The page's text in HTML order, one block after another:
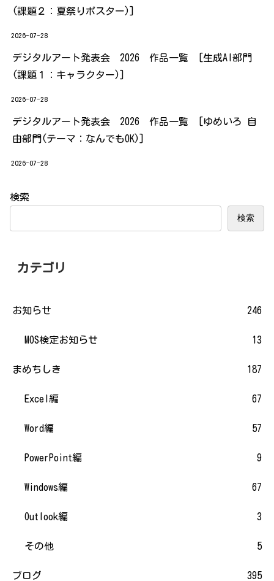
(課題２：夏祭りポスター)]
2026-07-28
デジタルアート発表会 2026 作品一覧 [生成AI部門
(課題１：キャラクター)]
2026-07-28
デジタルアート発表会 2026 作品一覧 [ゆめいろ 自
由部門(テーマ：なんでもOK)]
2026-07-28
検索
検索
カテゴリ
お知らせ 246
MOS検定お知らせ 13
まめちしき 187
Excel編 67
Word編 57
PowerPoint編 9
Windows編 67
Outlook編 3
その他 5
ブログ 395